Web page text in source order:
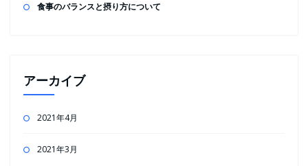
食事のバランスと摂り方について
アーカイブ
2021年4月
2021年3月